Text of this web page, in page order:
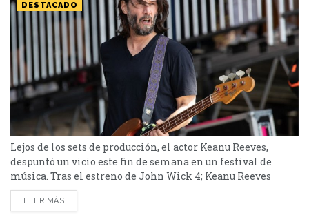
DESTACADO
Lejos de los sets de producción, el actor Keanu Reeves,
despuntó un vicio este fin de semana en un festival de
música. Tras el estreno de John Wick 4; Keanu Reeves
volvió a un viejo amor. Lejos de las cámaras de los sets de
películas; y con vistas a Constantine 2; el actor aprovechó
LEER MÁS